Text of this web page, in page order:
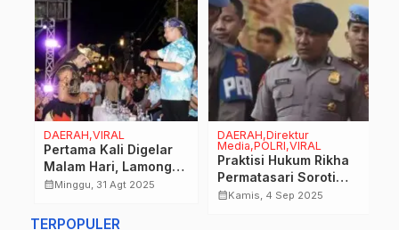
DAERAH,VIRAL
Pertama Kali Digelar
Malam Hari, Lamongan
Night Carnival
dan Spektakuler
calendar_monthMinggu, 31 Agt 2025
DAERAH,Direktur
Media,POLRI,VIRAL
Praktisi Hukum Rikha
Permatasari Soroti
Vonis Kompol Cosmas
calendar_monthKamis, 4 Sep 2025
TERPOPULER